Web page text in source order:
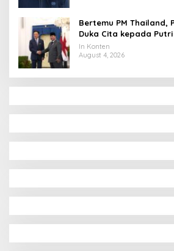
Bertemu PM Thailand,
Duka Cita kepada
Tahun ke Raja Thailand
In Konten
August 4, 2026